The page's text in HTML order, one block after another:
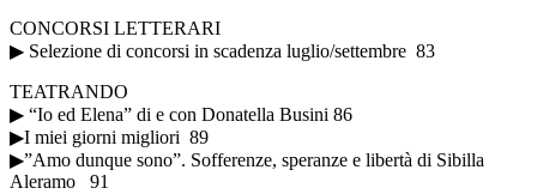
CONCORSI LETTERARI
▶ Selezione di concorsi in scadenza luglio/settembre 83
TEATRANDO
▶ “Io ed Elena” di e con Donatella Busini 86
▶I miei giorni migliori 89
▶”Amo dunque sono”. Sofferenze, speranze e libertà di Sibilla
Aleramo 91